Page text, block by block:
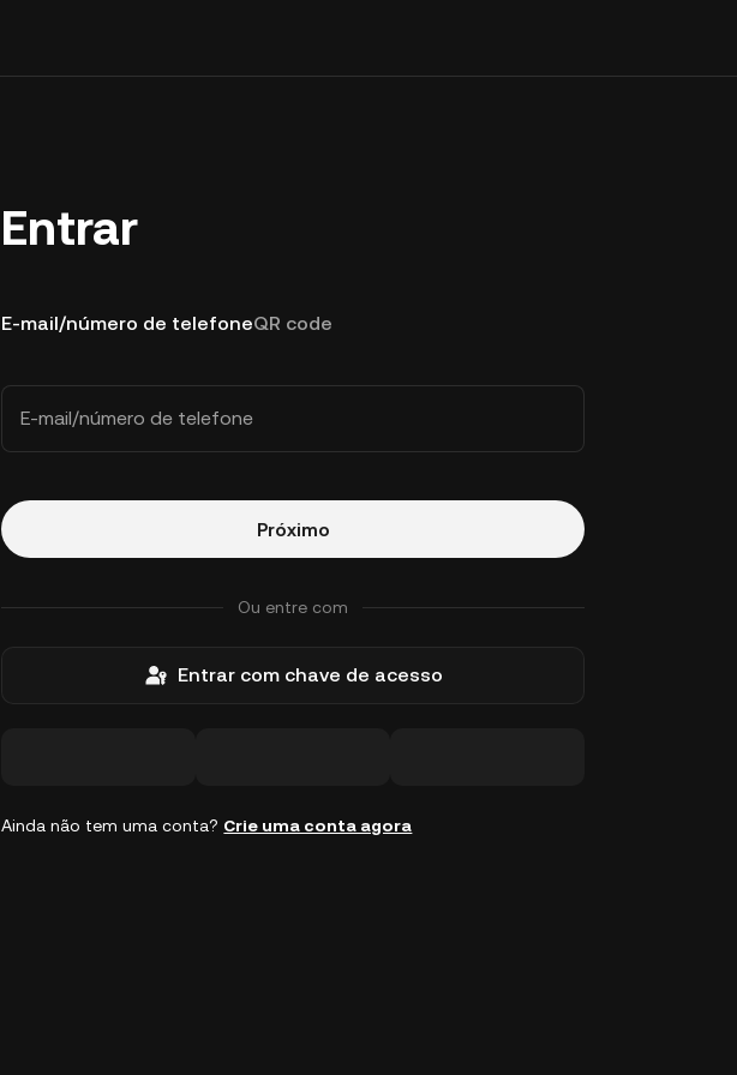
Entrar
E-mail/número de telefoneQR code
E-mail/número de telefone
Próximo
Ou entre com
Entrar com chave de acesso
Ainda não tem uma conta? Crie uma conta agora